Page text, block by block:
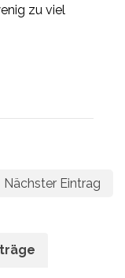
zu viel
Nächster Eintrag